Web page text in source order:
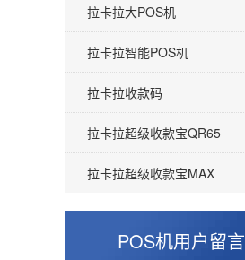
拉卡拉大POS机
拉卡拉智能POS机
拉卡拉收款码
拉卡拉超级收款宝QR65
拉卡拉超级收款宝MAX
POS机用户留言